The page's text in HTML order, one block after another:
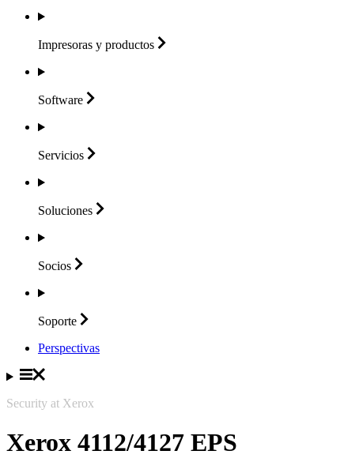
Impresoras y productos
Software
Servicios
Soluciones
Socios
Soporte
Perspectivas
Security at Xerox
Xerox 4112/4127 EPS